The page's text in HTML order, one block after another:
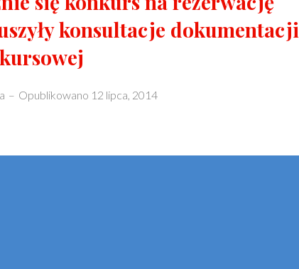
konsultacje dokumentacji
– Opublikowano 12 lipca, 2014